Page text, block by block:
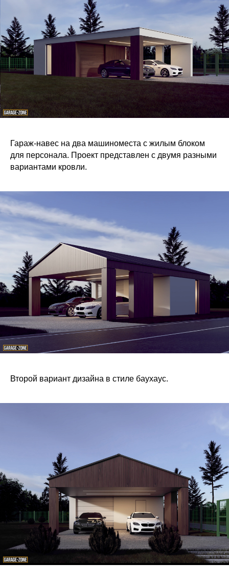
Гараж-навес на два машиноместа с жилым блоком
для персонала. Проект представлен с двумя разными
вариантами кровли.
Второй вариант дизайна в стиле баухаус.